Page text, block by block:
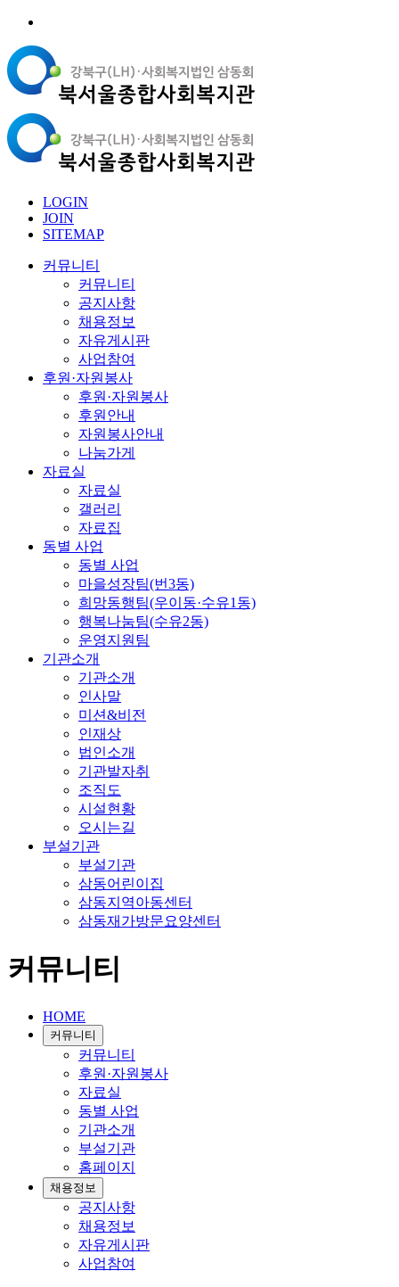
LOGIN
JOIN
SITEMAP
커뮤니티
커뮤니티
공지사항
채용정보
자유게시판
사업참여
후원·자원봉사
후원·자원봉사
후원안내
자원봉사안내
나눔가게
자료실
자료실
갤러리
자료집
동별 사업
동별 사업
마을성장팀(번3동)
희망동행팀(우이동·수유1동)
행복나눔팀(수유2동)
운영지원팀
기관소개
기관소개
인사말
미션&비전
인재상
법인소개
기관발자취
조직도
시설현황
오시는길
부설기관
부설기관
삼동어린이집
삼동지역아동센터
삼동재가방문요양센터
커뮤니티
HOME
커뮤니티
커뮤니티
후원·자원봉사
자료실
동별 사업
기관소개
부설기관
홈페이지
채용정보
공지사항
채용정보
자유게시판
사업참여